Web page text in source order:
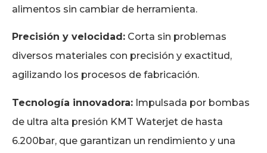
alimentos sin cambiar de herramienta.
Precisión y velocidad: Corta sin problemas
diversos materiales con precisión y exactitud,
agilizando los procesos de fabricación.
Tecnología innovadora: Impulsada por bombas
de ultra alta presión KMT Waterjet de hasta
6.200bar, que garantizan un rendimiento y una